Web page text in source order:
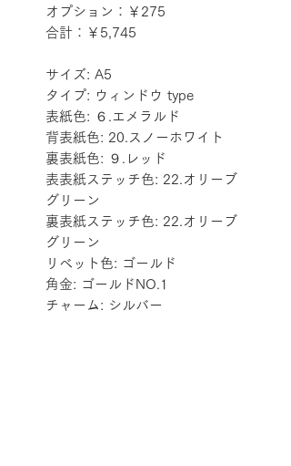
オプション：￥275
合計：￥5,745
サイズ: A5
タイプ: ウィンドウ type
表紙色: ６.エメラルド
背表紙色: 20.スノーホワイト
裏表紙色: ９.レッド
表表紙ステッチ色: 22.オリーブ
グリーン
裏表紙ステッチ色: 22.オリーブ
グリーン
リベット色: ゴールド
角金: ゴールドNO.1
チャーム: シルバー